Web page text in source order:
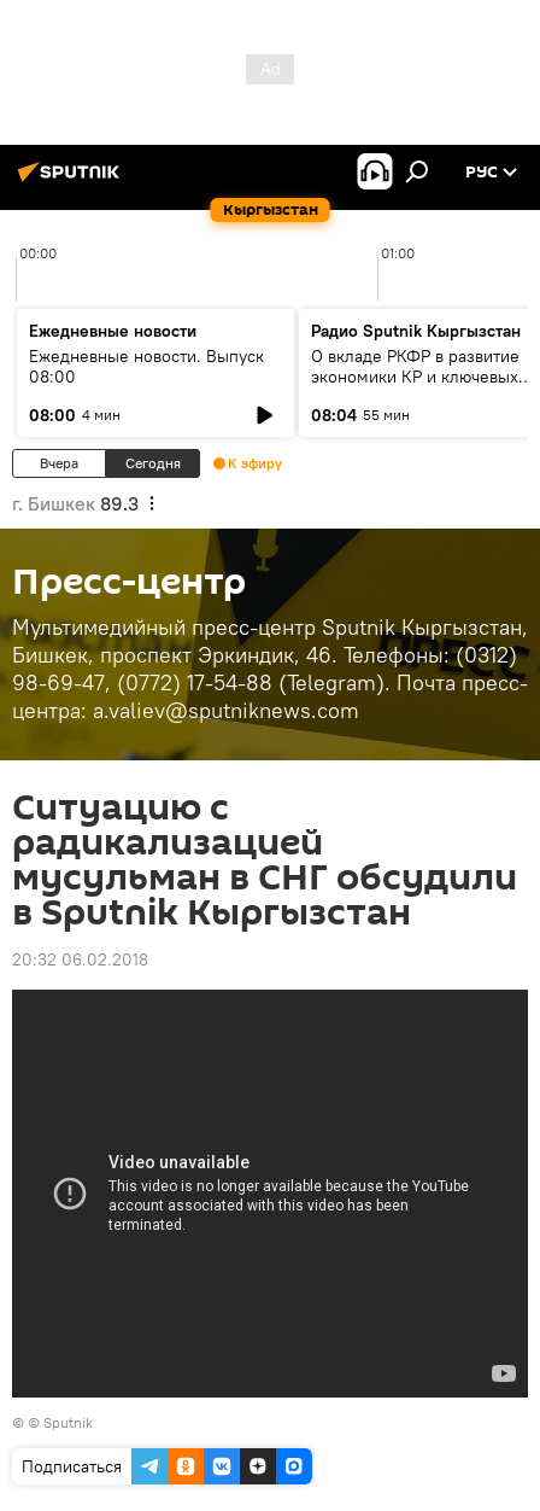
Кыргызстан
РУС
00:00 01:00
Ежедневные новости
Ежедневные новости. Выпуск
08:00
08:00 4 мин
Радио Sputnik Кыргызстан
О вкладе РКФР в развитие
экономики КР и ключевых
08:04 55 мин
Вчера Сегодня К эфиру
г. Бишкек 89.3
Пресс-центр
Мультимедийный пресс-центр Sputnik Кыргызстан,
Бишкек, проспект Эркиндик, 46. Телефоны: (0312)
98-69-47, (0772) 17-54-88 (Telegram). Почта пресс-
центра: a.valiev@sputniknews.com
Ситуацию с
радикализацией
мусульман в СНГ обсудили
в Sputnik Кыргызстан
20:32 06.02.2018
© © Sputnik
Подписаться